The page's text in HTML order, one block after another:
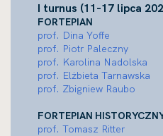
I turnus (11-17 lipca
FORTEPIAN
prof. Dina Yoffe
prof. Piotr Paleczny
prof. Karolina Nadolska
prof. Elżbieta Tarnawska
prof. Zbigniew Raubo
FORTEPIAN
prof. Tomasz Ritter